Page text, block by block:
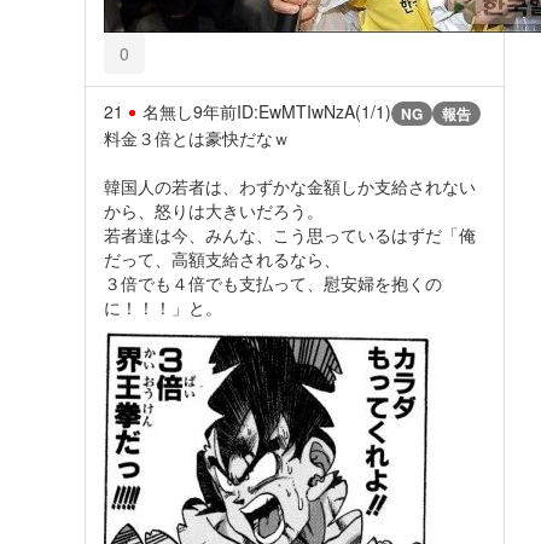
0
21 名無し9年前ID:EwMTIwNzA(1/1) NG 報告
料金３倍とは豪快だなｗ
韓国人の若者は、わずかな金額しか支給されない
から、怒りは大きいだろう。
若者達は今、みんな、こう思っているはずだ「俺
だって、高額支給されるなら、
３倍でも４倍でも支払って、慰安婦を抱くの
に！！！」と。